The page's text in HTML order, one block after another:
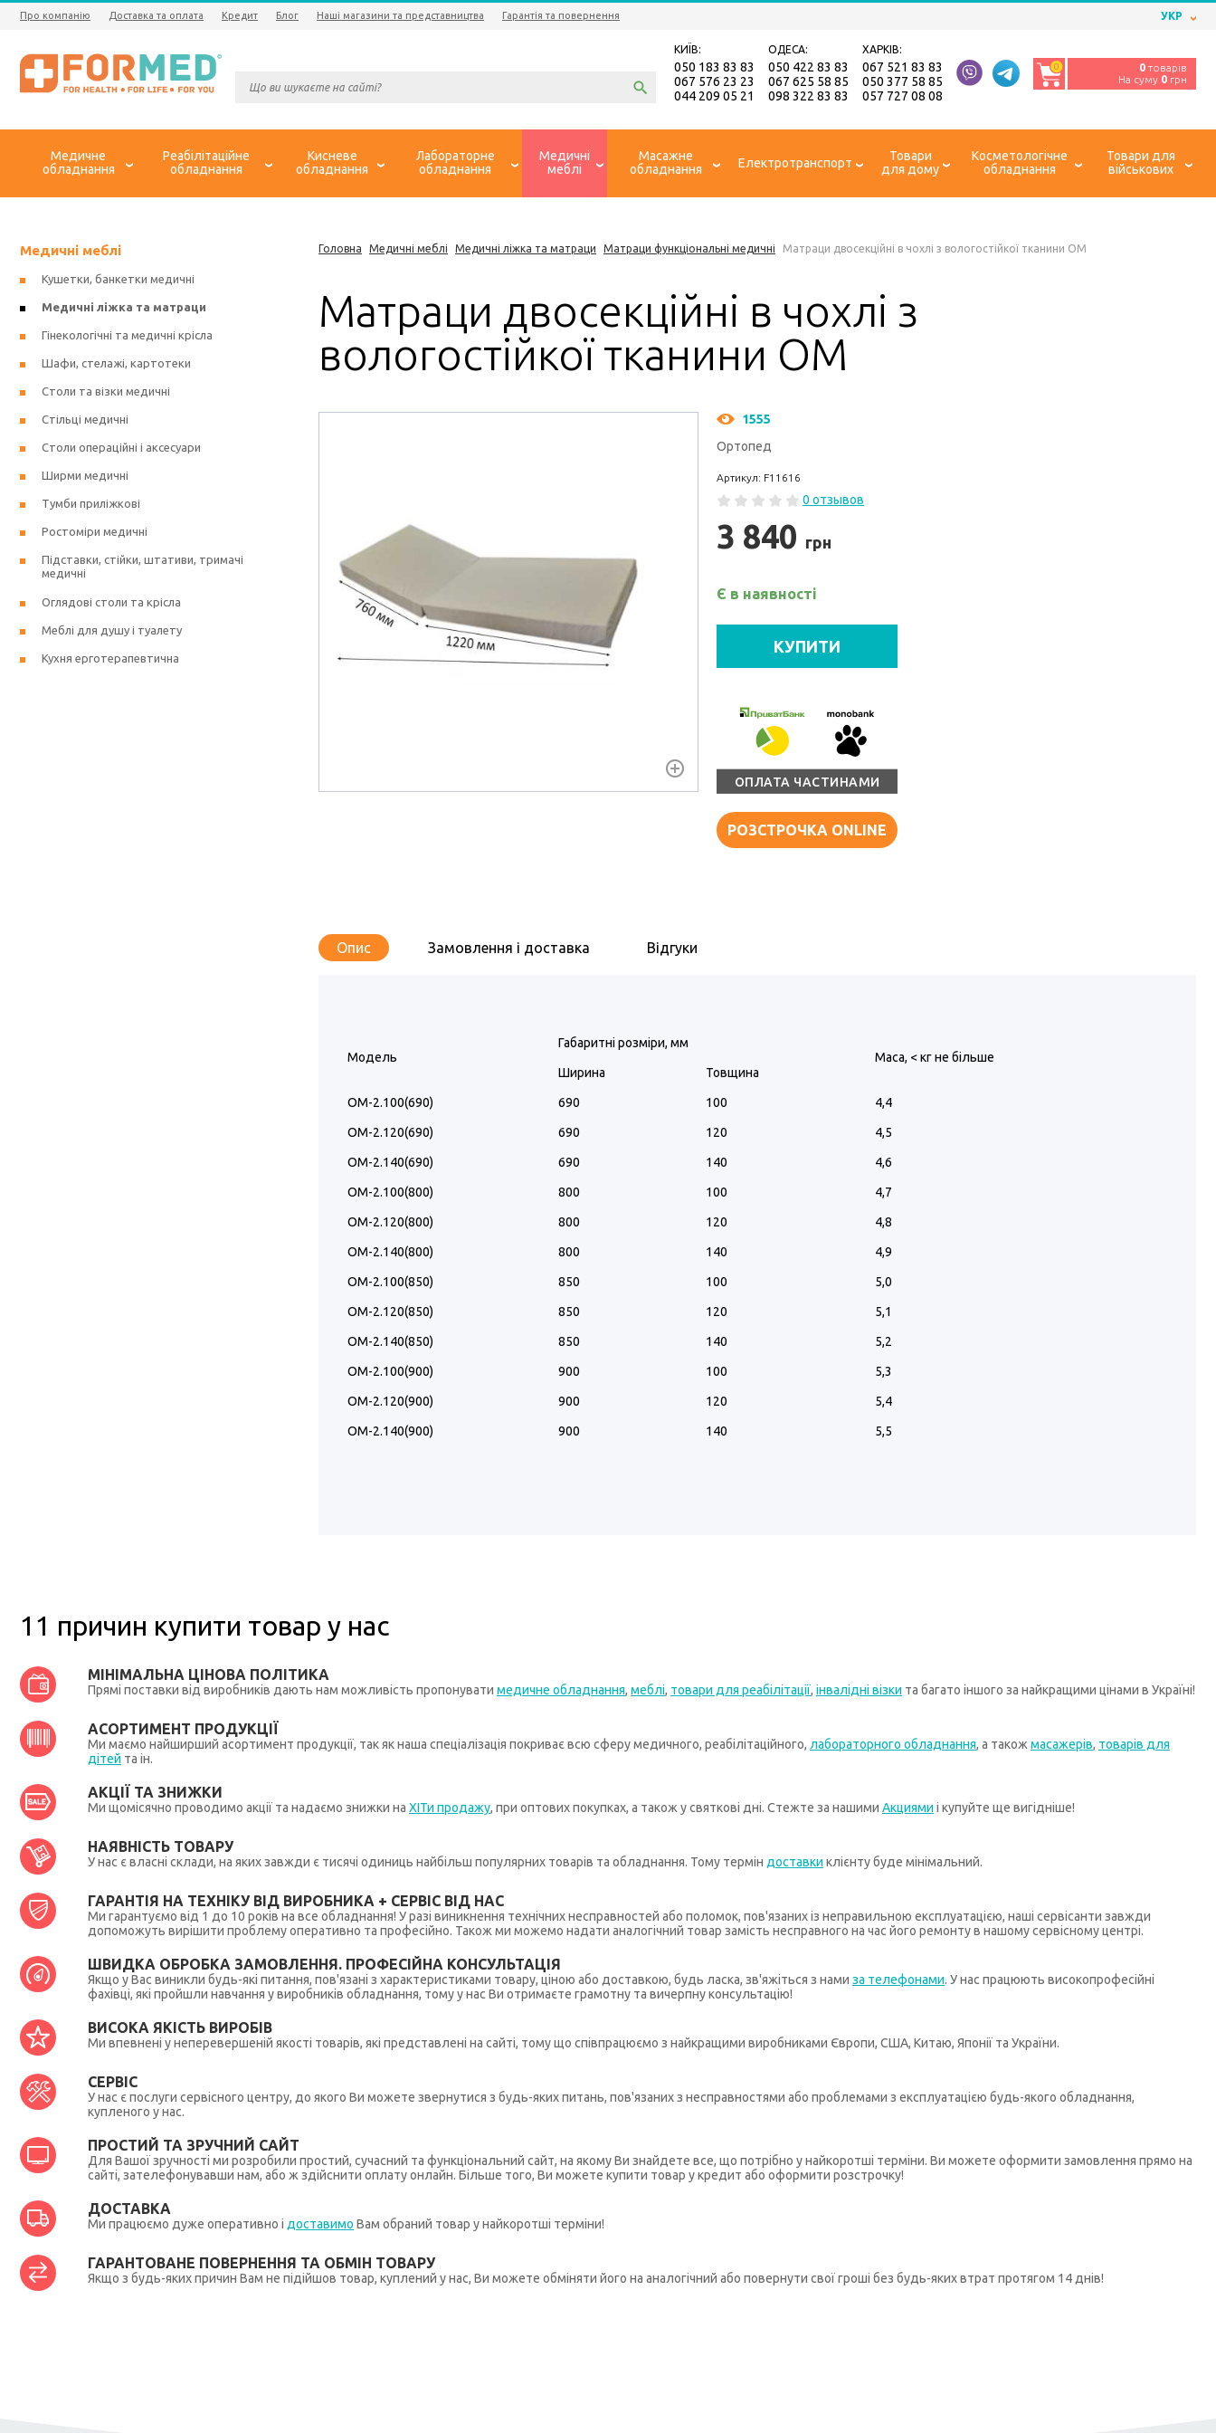
Про компанію Доставка та оплата Кредит Блог Наші магазини та представництва Гарантія та повернення УКР
КИЇВ:
050 183 83 83
067 576 23 23
044 209 05 21
ОДЕСА:
050 422 83 83
067 625 58 85
098 322 83 83
ХАРКІВ:
067 521 83 83
050 377 58 85
057 727 08 08
0 0 товарів
На суму 0 грн
Медичне
обладнання
Реабілітаційне
обладнання
Кисневе
обладнання
Лабораторне
обладнання
Медичні
меблі
Масажне
обладнання
Електротранспорт
Товари
для дому
Косметологічне
обладнання
Товари для
військових
Головна Медичні меблі Медичні ліжка та матраци Матраци функціональні медичні Матраци двосекційні в чохлі з вологостійкої тканини ОМ
Матраци двосекційні в чохлі з
вологостійкої тканини ОМ
1555
Ортопед
Артикул: F11616
0 отзывов
3 840 грн
Є в наявності
КУПИТИ
ОПЛАТА ЧАСТИНАМИ
РОЗСТРОЧКА ONLINE
Опис Замовлення і доставка Відгуки
Модель
Габаритні розміри, мм
Маса, < кг не більше
Ширина
Товщина
ОМ-2.100(690) 690 100 4,4
ОМ-2.120(690) 690 120 4,5
ОМ-2.140(690) 690 140 4,6
ОМ-2.100(800) 800 100 4,7
ОМ-2.120(800) 800 120 4,8
ОМ-2.140(800) 800 140 4,9
ОМ-2.100(850) 850 100 5,0
ОМ-2.120(850) 850 120 5,1
ОМ-2.140(850) 850 140 5,2
ОМ-2.100(900) 900 100 5,3
ОМ-2.120(900) 900 120 5,4
ОМ-2.140(900) 900 140 5,5
Медичні меблі
Кушетки, банкетки медичні
Медичні ліжка та матраци
Гінекологічні та медичні крісла
Шафи, стелажі, картотеки
Столи та візки медичні
Стільці медичні
Столи операційні і аксесуари
Ширми медичні
Тумби приліжкові
Ростоміри медичні
Підставки, стійки, штативи, тримачі
медичні
Оглядові столи та крісла
Меблі для душу і туалету
Кухня ерготерапевтична
11 причин купити товар у нас
МІНІМАЛЬНА ЦІНОВА ПОЛІТИКА
Прямі поставки від виробників дають нам можливість пропонувати медичне обладнання, меблі, товари для реабілітації, інвалідні візки та багато іншого за найкращими цінами в Україні!
АСОРТИМЕНТ ПРОДУКЦІЇ
Ми маємо найширший асортимент продукції, так як наша спеціалізація покриває всю сферу медичного, реабілітаційного, лабораторного обладнання, а такожмасажерів, товарів для
дітей та ін.
АКЦІЇ ТА ЗНИЖКИ
Ми щомісячно проводимо акції та надаємо знижки на ХІТи продажу, при оптових покупках, а також у святкові дні. Стежте за нашими Акциями і купуйте ще вигідніше!
НАЯВНІСТЬ ТОВАРУ
У нас є власні склади, на яких завжди є тисячі одиниць найбільш популярних товарів та обладнання. Тому термін доставки клієнту буде мінімальний.
ГАРАНТІЯ НА ТЕХНІКУ ВІД ВИРОБНИКА + СЕРВІС ВІД НАС
Ми гарантуємо від 1 до 10 років на все обладнання! У разі виникнення технічних несправностей або поломок, пов'язаних із неправильною експлуатацією, наші сервісанти завжди
допоможуть вирішити проблему оперативно та професійно. Також ми можемо надати аналогічний товар замість несправного на час його ремонту в нашому сервісному центрі.
ШВИДКА ОБРОБКА ЗАМОВЛЕННЯ. ПРОФЕСІЙНА КОНСУЛЬТАЦІЯ
Якщо у Вас виникли будь-які питання, пов'язані з характеристиками товару, ціною або доставкою, будь ласка, зв'яжіться з нами за телефонами. У нас працюють високопрофесійні
фахівці, які пройшли навчання у виробників обладнання, тому у нас Ви отримаєте грамотну та вичерпну консультацію!
ВИСОКА ЯКІСТЬ ВИРОБІВ
Ми впевнені у неперевершеній якості товарів, які представлені на сайті, тому що співпрацюємо з найкращими виробниками Європи, США, Китаю, Японії та України.
СЕРВІС
У нас є послуги сервісного центру, до якого Ви можете звернутися з будь-яких питань, пов'язаних з несправностями або проблемами з експлуатацією будь-якого обладнання,
купленого у нас.
ПРОСТИЙ ТА ЗРУЧНИЙ САЙТ
Для Вашої зручності ми розробили простий, сучасний та функціональний сайт, на якому Ви знайдете все, що потрібно у найкоротші терміни. Ви можете оформити замовлення прямо на
сайті, зателефонувавши нам, або ж здійснити оплату онлайн. Більше того, Ви можете купити товар у кредит або оформити розстрочку!
ДОСТАВКА
Ми працюємо дуже оперативно і доставимо Вам обраний товар у найкоротші терміни!
ГАРАНТОВАНЕ ПОВЕРНЕННЯ ТА ОБМІН ТОВАРУ
Якщо з будь-яких причин Вам не підійшов товар, куплений у нас, Ви можете обміняти його на аналогічний або повернути свої гроші без будь-яких втрат протягом 14 днів!